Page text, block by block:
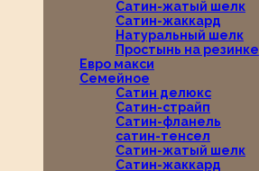
Сатин-жатый шелк
Сатин-жаккард
Натуральный шелк
Простынь на резинке
Евро макси
Семейное
Сатин делюкс
Сатин-страйп
Сатин-фланель
сатин-тенсел
Сатин-жатый шелк
Сатин-жаккард